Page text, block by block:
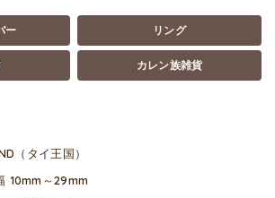
ー リング
カレン族雑貨
（タイ王国）
10mm～29mm